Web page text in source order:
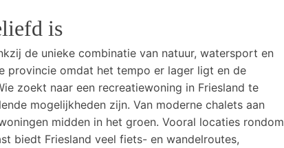
is
de unieke combinatie van natuur, watersport en
provincie omdat het tempo er lager ligt en de
zoekt naar een recreatiewoning in Friesland te
mogelijkheden zijn. Van moderne chalets aan
midden in het groen. Vooral locaties rondom
biedt Friesland veel fiets- en wandelroutes,